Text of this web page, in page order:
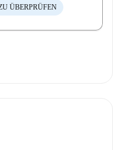
ÜBERPRÜFEN